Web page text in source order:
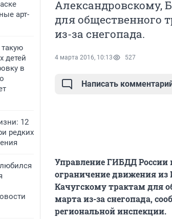
арт-
такую
детей
в
12
редких
Александровскому,
для общественного
из-за снегопада.
4 марта 2016, 10:13 527
Написать
Управление ГИБДД России
ограничение движения из
Качугскому трактам для
марта из-за снегопада,
региональной инспекции.